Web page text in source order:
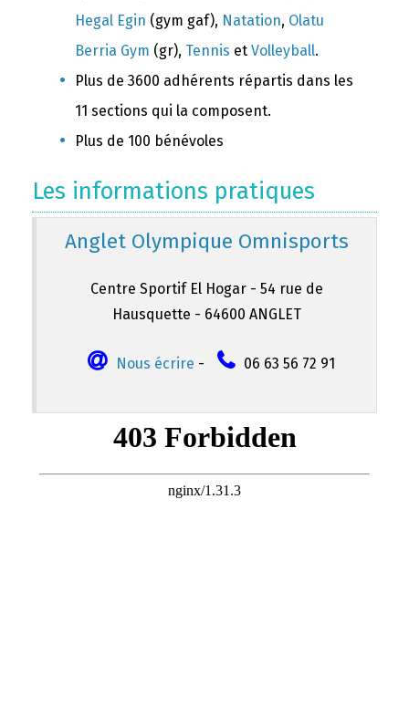
Hegal Egin (gym gaf), Natation, Olatu
Berria Gym (gr), Tennis et Volleyball.
Plus de 3600 adhérents répartis dans les
11 sections qui la composent.
Plus de 100 bénévoles
Les informations pratiques
Anglet Olympique Omnisports
Centre Sportif El Hogar - 54 rue de
Hausquette - 64600 ANGLET
Nous écrire - 06 63 56 72 91